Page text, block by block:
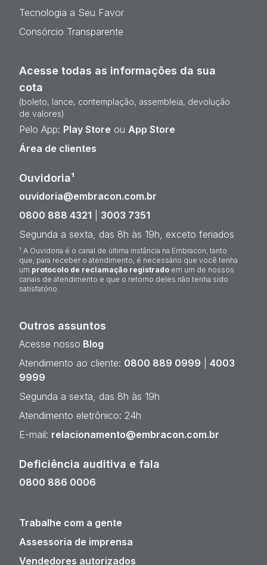
Tecnologia a Seu Favor
Consórcio Transparente
Acesse todas as informações da sua
cota
(boleto, lance, contemplação, assembleia, devolução
de valores)
Pelo App: Play Store ou App Store
Área de clientes
Ouvidoria¹
ouvidoria@embracon.com.br
0800 888 4321
3003 7351
Segunda a sexta, das 8h às 19h, exceto feriados
¹ A Ouvidoria é o canal de última instância na Embracon, tanto
que, para receber o atendimento, é necessário que você tenha
um protocolo de reclamação registrado em um de nossos
canais de atendimento e que o retorno deles não tenha sido
satisfatório.
Outros assuntos
Acesse nosso Blog
Atendimento ao cliente: 0800 889 0999
4003
9999
Segunda a sexta, das 8h às 19h
Atendimento eletrônico: 24h
E-mail: relacionamento@embracon.com.br
Deficiência auditiva e fala
0800 886 0006
Trabalhe com a gente
Assessoria de imprensa
Vendedores autorizados